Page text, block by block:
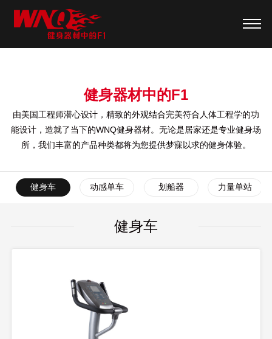
健身器材中的F1
由美国工程师潜心设计，精致的外观结合完美符合人体工程学的功
能设计，造就了当下的WNQ健身器材。无论是居家还是专业健身场
所，我们丰富的产品种类都将为您提供梦寐以求的健身体验。
健身车 动感单车 划船器 力量单站
健身车